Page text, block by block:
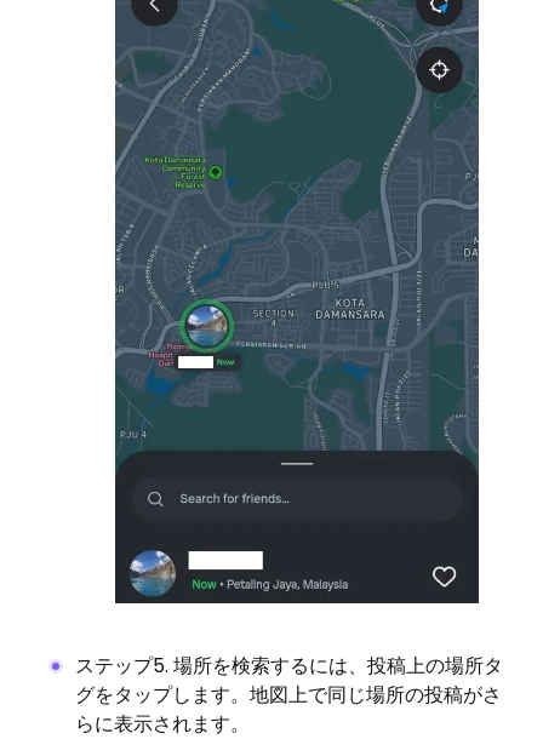
ステップ5. 場所を検索するには、投稿上の場所タ
グをタップします。地図上で同じ場所の投稿がさ
らに表示されます。